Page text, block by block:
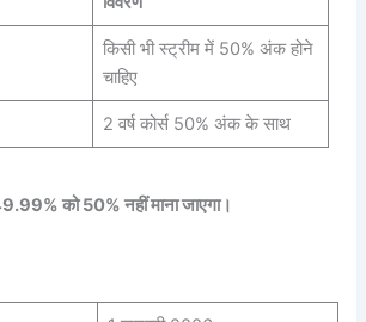
किसी भी स्ट्रीम में 50% अंक होने
चाहिए
2 वर्ष कोर्स 50% अंक के साथ
को 50% नहीं माना जाएगा।